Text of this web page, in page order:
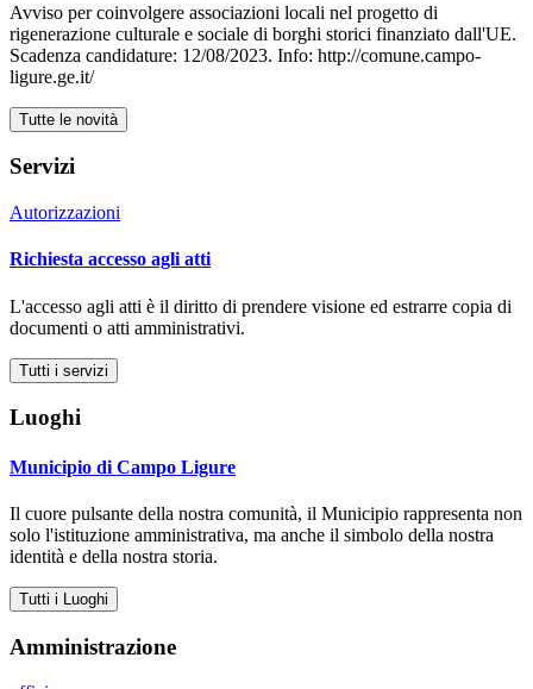
Avviso per coinvolgere associazioni locali nel progetto di
rigenerazione culturale e sociale di borghi storici finanziato dall'UE.
Scadenza candidature: 12/08/2023. Info: http://comune.campo-
ligure.ge.it/
Tutte le novità
Servizi
Autorizzazioni
Richiesta accesso agli atti
L'accesso agli atti è il diritto di prendere visione ed estrarre copia di
documenti o atti amministrativi.
Tutti i servizi
Luoghi
Municipio di Campo Ligure
Il cuore pulsante della nostra comunità, il Municipio rappresenta non
solo l'istituzione amministrativa, ma anche il simbolo della nostra
identità e della nostra storia.
Tutti i Luoghi
Amministrazione